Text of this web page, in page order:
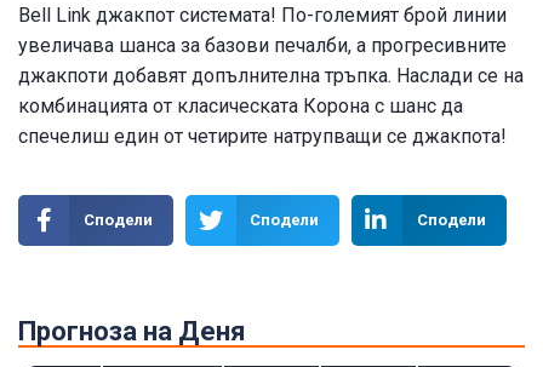
Bell Link джакпот системата! По-големият брой линии
увеличава шанса за базови печалби, а прогресивните
джакпоти добавят допълнителна тръпка. Наслади се на
комбинацията от класическата Корона с шанс да
спечелиш един от четирите натрупващи се джакпота!
Сподели Сподели Сподели
Прогноза на Деня